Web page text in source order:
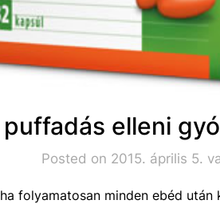
elleni
Posted on 2015. április 5.
folyamatosan minden ebéd